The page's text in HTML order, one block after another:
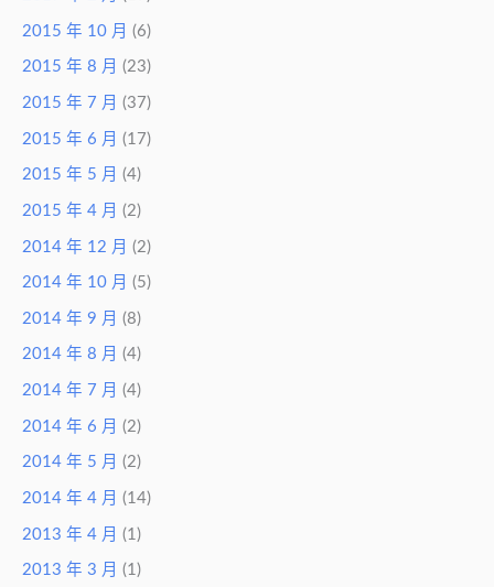
2015 年 10 月 (6)
2015 年 8 月 (23)
2015 年 7 月 (37)
2015 年 6 月 (17)
2015 年 5 月 (4)
2015 年 4 月 (2)
2014 年 12 月 (2)
2014 年 10 月 (5)
2014 年 9 月 (8)
2014 年 8 月 (4)
2014 年 7 月 (4)
2014 年 6 月 (2)
2014 年 5 月 (2)
2014 年 4 月 (14)
2013 年 4 月 (1)
2013 年 3 月 (1)